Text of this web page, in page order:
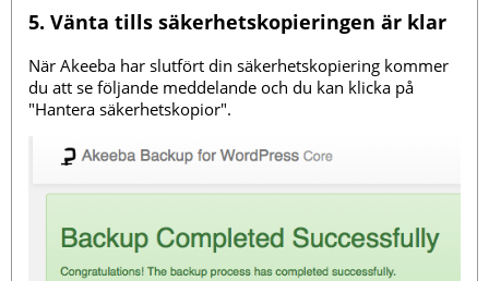
5. Vänta tills säkerhetskopieringen är klar
När Akeeba har slutfört din säkerhetskopiering kommer
du att se följande meddelande och du kan klicka på
"Hantera säkerhetskopior".